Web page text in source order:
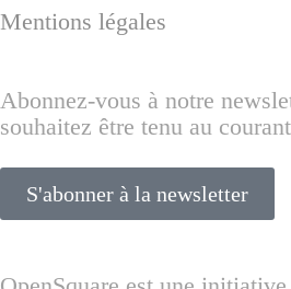
Mentions légales
Abonnez-vous à notre
souhaitez être tenu au
S'abonner à la newsletter